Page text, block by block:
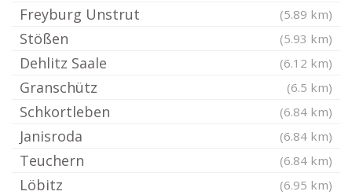
Freyburg Unstrut (5.89 km)
Stößen (5.93 km)
Dehlitz Saale (6.12 km)
Granschütz (6.5 km)
Schkortleben (6.84 km)
Janisroda (6.84 km)
Teuchern (6.84 km)
Löbitz (6.95 km)